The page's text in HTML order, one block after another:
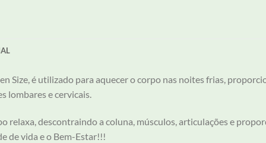
Size, é utilizado para aquecer o corpo nas noites frias,
lombares e cervicais.
relaxa, descontraindo a coluna, músculos, articulações e
de vida e o Bem-Estar!!!